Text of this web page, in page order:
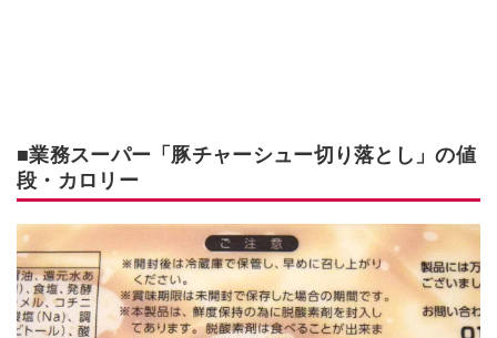
■業務スーパー「豚チャーシュー切り落とし」の値
段・カロリー